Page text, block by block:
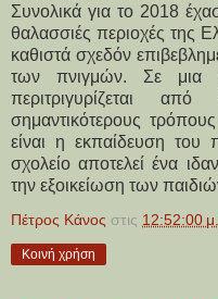
Συνολικά για το 2018
θαλασσιές περιοχές της
καθιστά σχεδόν
των πνιγμών. Σε
περιτριγυρίζεται
σημαντικότερους
είναι η εκπαίδευση
σχολείο αποτελεί ένα
την εξοικείωση των
Πέτρος Κάνος στις 12:52:00
Κοινή χρήση